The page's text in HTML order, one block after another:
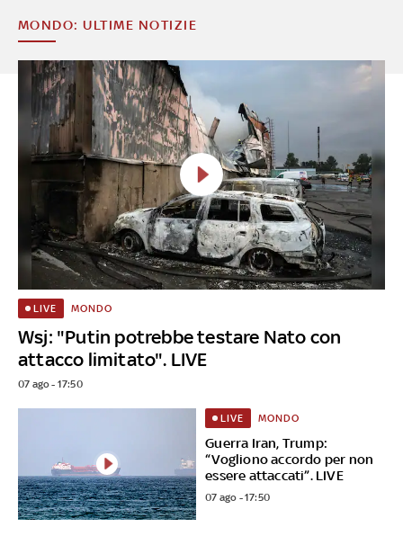
MONDO: ULTIME NOTIZIE
Wsj: "Putin potrebbe testare Nato con
attacco limitato". LIVE
LIVE MONDO
07 ago - 17:50
Guerra Iran, Trump:
“Vogliono accordo per non
essere attaccati”. LIVE
LIVE MONDO
07 ago - 17:50